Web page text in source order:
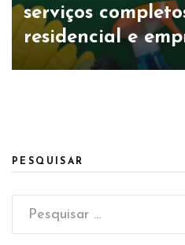
serviços
residencial e
PESQUISAR
Pesquisar
por: